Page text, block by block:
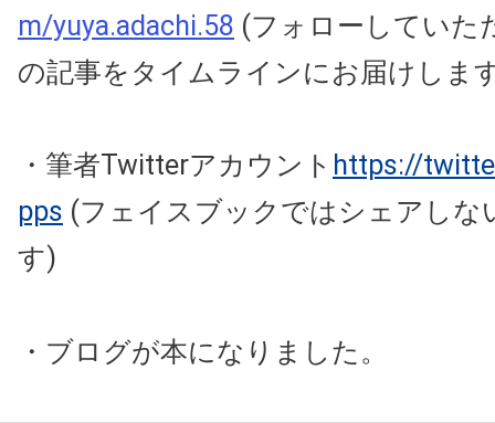
m/yuya.adachi.58 (フォローしていた
の記事をタイムラインにお届けしま
・筆者Twitterアカウント https://
pps (フェイスブックではシェアしな
す)
・ブログが本になりました。